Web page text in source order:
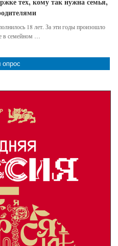
18 лет. За эти годы произошло
в семейном …